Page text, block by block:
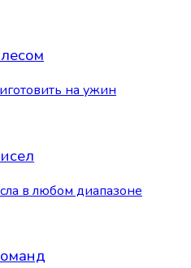
на ужин
в любом диапазоне